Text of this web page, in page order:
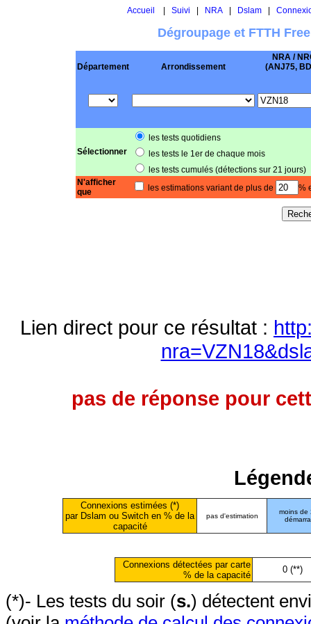
Accueil Suivi NRA| Dslam|
Dégroupage et FTTH
Département Arrondissement
NRA /
(ANJ75,
Sélectionner
les tests quotidiens
les tests le 1er de chaque mois
les tests cumulés (détections sur 21 jours)
N'afficher
que
les estimations variant de plus de %
Lien direct pour ce résultat :
pas de réponse pour
Connexions estimées (*)
par Dslam ou Switch en % de la
capacité
pas d'estimation
moins de
Connexions détectées par carte
% de la capacité
0 (**)
(*)- Les tests du soir (s.) détectent